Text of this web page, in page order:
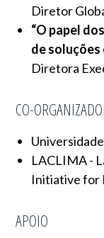
Diretor
“O papel
de soluções
Diretora
CO-
LACLIMA -
Initiative for
APOIO